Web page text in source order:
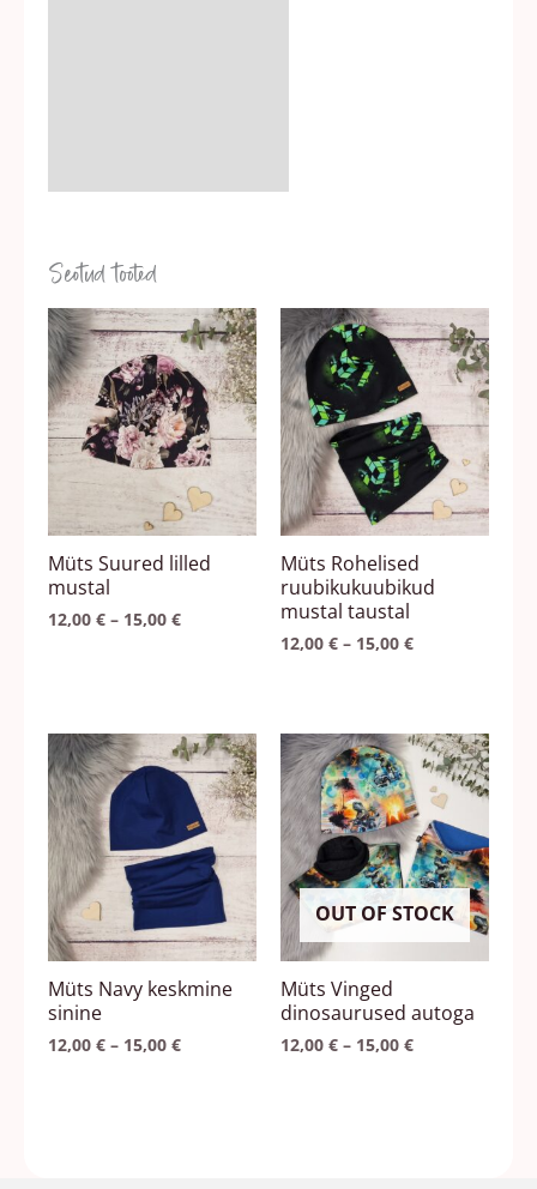
Seotud tooted
Müts Suured lilled
mustal
12,00 € – 15,00 €
Hinnavahemik:
12,00 €
kuni
15,00 €
Sellel
tootel
on
mitu
varianti.
Valikuid
teha
tootelehel.
Müts Rohelised
ruubikukuubikud
mustal taustal
12,00 € – 15,00 €
Hinnavahemik:
12,00 €
kuni
15,00 €
Sellel
tootel
on
mitu
varianti.
Valikuid
saab
teha
tootelehel.
Müts Navy keskmine
sinine
12,00 € – 15,00 €
Hinnavahemik:
12,00 €
kuni
15,00 €
Sellel
tootel
on
mitu
varianti.
Valikuid
saab
teha
tootelehel.
OUT OF STOCK
Müts Vinged
dinosaurused autoga
12,00 € – 15,00 €
Hinnavahemik:
12,00 €
kuni
15,00 €
Sellel
tootel
on
mitu
varianti.
Valikuid
saab
teha
tootelehel.